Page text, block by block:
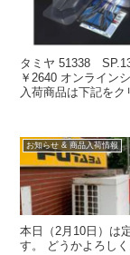
タミヤ 51338
￥2640 オンライン
入荷商品は下記を
お知らせ & 商品入荷情報
本日（2月10日）は
す。 どうかよろし